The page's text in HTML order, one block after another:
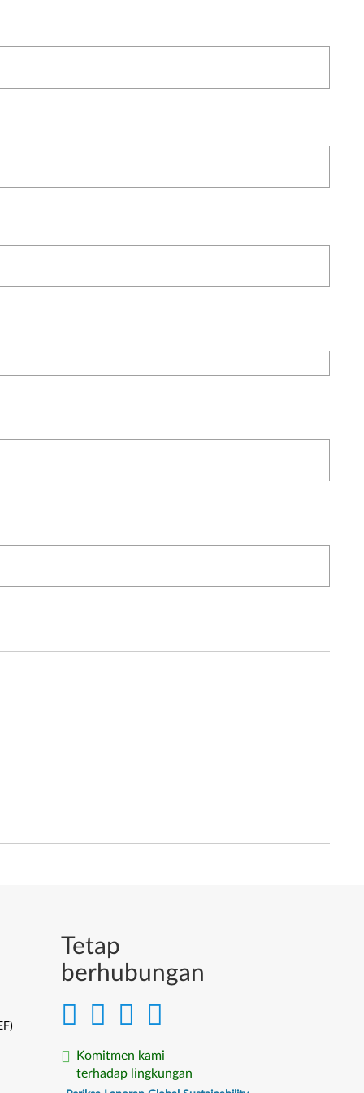
Tetap
berhubungan
Komitmen kami
terhadap lingkungan